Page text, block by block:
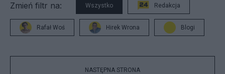
Zmień filtr na: Wszystko Redakcja
Rafał Woś Hirek Wrona Blogi
NASTĘPNA STRONA